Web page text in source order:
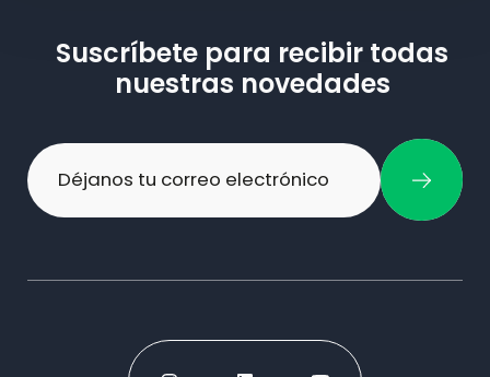
Suscríbete para recibir todas
nuestras novedades